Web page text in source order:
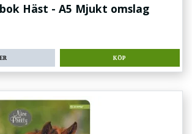
Häst - A5 Mjukt omslag